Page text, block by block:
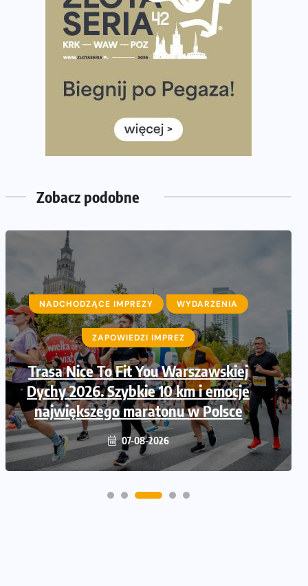
Największy Bieg Powstania Warszawskiego w historii.
Ponad 12 tysięcy uczestników pobiegło dla Bohaterów!
Co ma dużo białka? Produkty, które warto włączyć do
Rozbiegany Olsztyn szykuje się na weekend z
Wystartuje rekordowa liczba uczestników
Zobacz podobne
NADCHODZĄCE IMPREZY WYDARZENIA
ZAPOWIEDZI IMPREZ
Ruszają zapisy na Nice To Fit You
Mini Maraton przy okazji 48.
Maratonu Warszawskiego
06-08-2026